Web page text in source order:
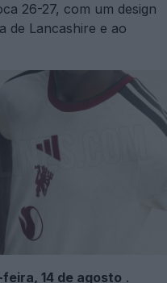
26-27, com um design
de Lancashire e ao
14 de agosto .